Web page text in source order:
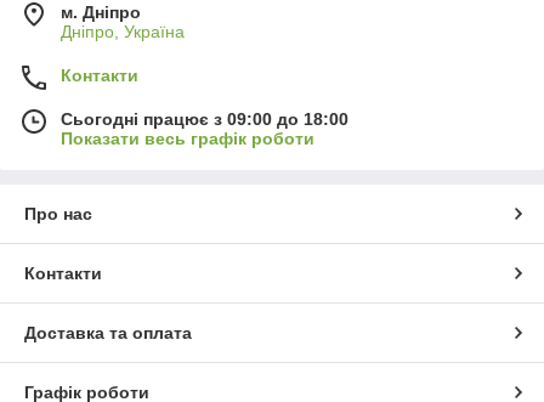
м. Дніпро
Дніпро, Україна
Контакти
Сьогодні працює з 09:00 до 18:00
Показати весь графік роботи
Про нас
Контакти
Доставка та оплата
Графік роботи